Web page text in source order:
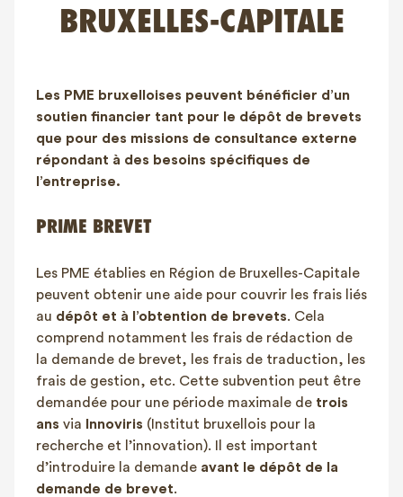
Jobs
Contact
NL FR EN
Client login
BRUXELLES-CAPITALE
Les PME bruxelloises peuvent bénéficier d’un
soutien financier tant pour le dépôt de brevets
que pour des missions de consultance externe
répondant à des besoins spécifiques de
l’entreprise.
PRIME BREVET
Les PME établies en Région de Bruxelles-Capitale
peuvent obtenir une aide pour couvrir les frais liés
au dépôt et à l’obtention de brevets. Cela
comprend notamment les frais de rédaction de
la demande de brevet, les frais de traduction, les
frais de gestion, etc. Cette subvention peut être
demandée pour une période maximale de trois
ans via Innoviris (Institut bruxellois pour la
recherche et l’innovation). Il est important
d’introduire la demande avant le dépôt de la
demande de brevet.